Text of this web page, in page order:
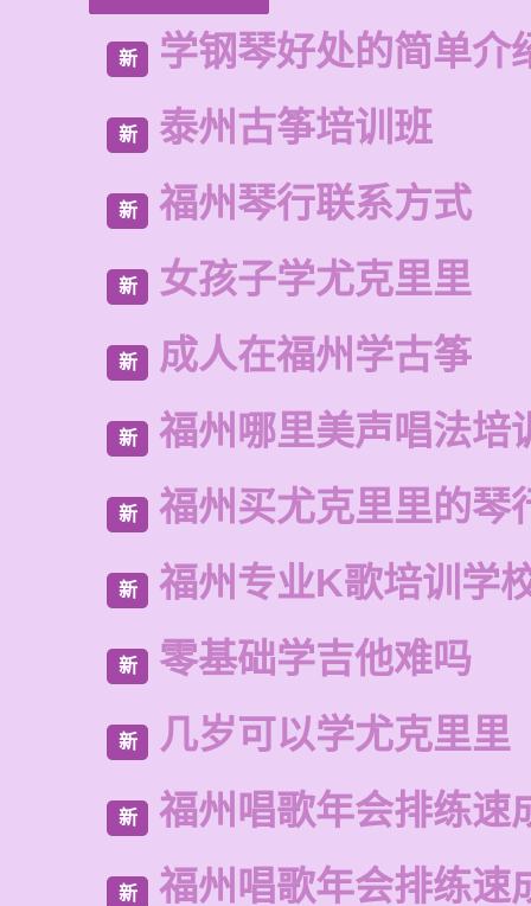
新 学钢琴好处的简单介
新 泰州古筝培训班
新 福州琴行联系方式
新 女孩子学尤克里里
新 成人在福州学古筝
新 福州哪里美声唱法培
新 福州买尤克里里的琴
新 福州专业K歌培训学
新 零基础学吉他难吗
新 几岁可以学尤克里里
新 福州唱歌年会排练速
新 福州唱歌年会排练速